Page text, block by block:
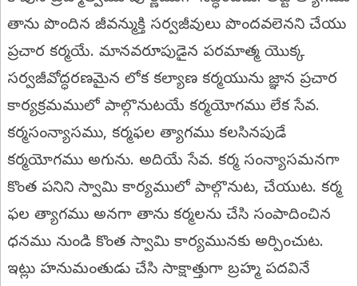
తాను పొందిన జీవన్ముక్తి సర్వజీవులు పొందవలెనని చేయు
ప్రచార కర్మయే. మానవరూపుడైన పరమాత్మ యొక్క
సర్వజీవోద్ధరణమైన లోక కల్యాణ కర్మయును జ్ఞాన ప్రచార
కార్యక్రమములో పాల్గొనుటయే కర్మయోగము లేక సేవ.
కర్మసంన్యాసము, కర్మఫల త్యాగము కలసినపుడే
కర్మయోగము అగును. అదియే సేవ. కర్మ సంన్యాసమనగా
కొంత పనిని స్వామి కార్యములో పాల్గొనుట, చేయుట. కర్మ
ఫల త్యాగము అనగా తాను కర్మలను చేసి సంపాదించిన
ధనము నుండి కొంత స్వామి కార్యమునకు అర్పించుట.
ఇట్లు హనుమంతుడు చేసి సాక్షాత్తుగా బ్రహ్మ పదవినే